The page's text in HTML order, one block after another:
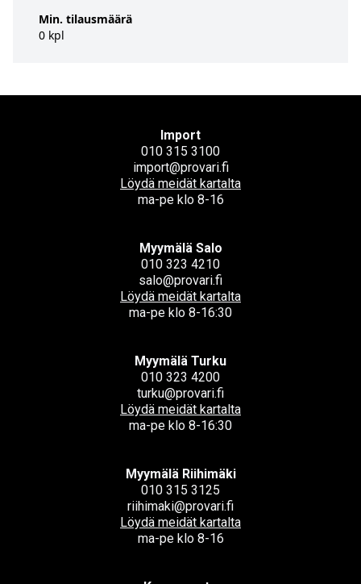
Min. tilausmäärä
0 kpl
Import
010 315 3100
import@provari.fi
Löydä meidät kartalta
ma-pe klo 8-16
Myymälä Salo
010 323 4210
salo@provari.fi
Löydä meidät kartalta
ma-pe klo 8-16:30
Myymälä Turku
010 323 4200
turku@provari.fi
Löydä meidät kartalta
ma-pe klo 8-16:30
Myymälä Riihimäki
010 315 3125
riihimaki@provari.fi
Löydä meidät kartalta
ma-pe klo 8-16